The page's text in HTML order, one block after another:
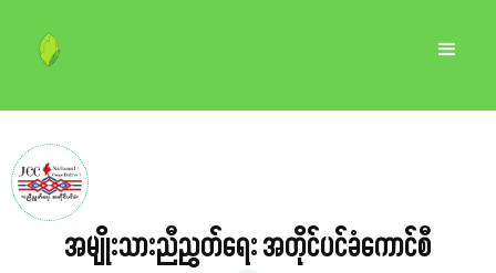
အမျိုးသားညီညွတ်ရေး အတိုင်ပင်ခံကောင်စီ